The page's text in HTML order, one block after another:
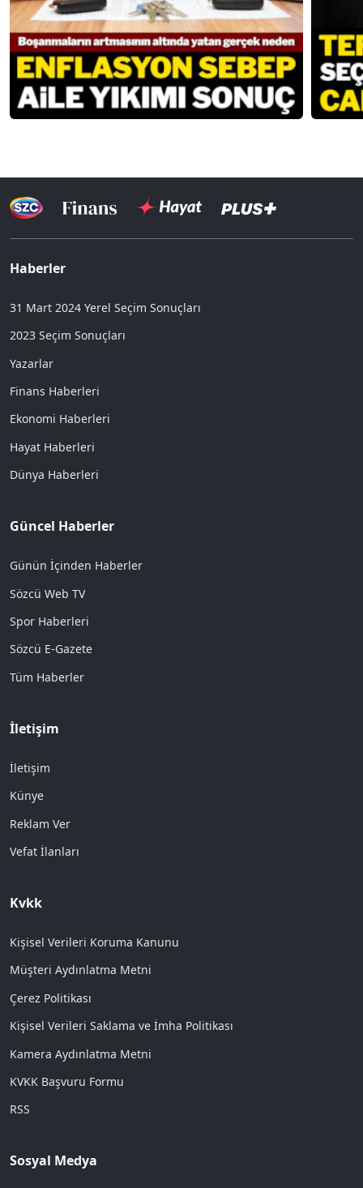
Haberler
31 Mart 2024 Yerel Seçim Sonuçları
2023 Seçim Sonuçları
Yazarlar
Finans Haberleri
Ekonomi Haberleri
Hayat Haberleri
Dünya Haberleri
Güncel Haberler
Günün İçinden Haberler
Sözcü Web TV
Spor Haberleri
Sözcü E-Gazete
Tüm Haberler
İletişim
İletişim
Künye
Reklam Ver
Vefat İlanları
Kvkk
Kişisel Verileri Koruma Kanunu
Müşteri Aydınlatma Metni
Çerez Politikası
Kişisel Verileri Saklama ve İmha Politikası
Kamera Aydınlatma Metni
KVKK Başvuru Formu
RSS
Sosyal Medya